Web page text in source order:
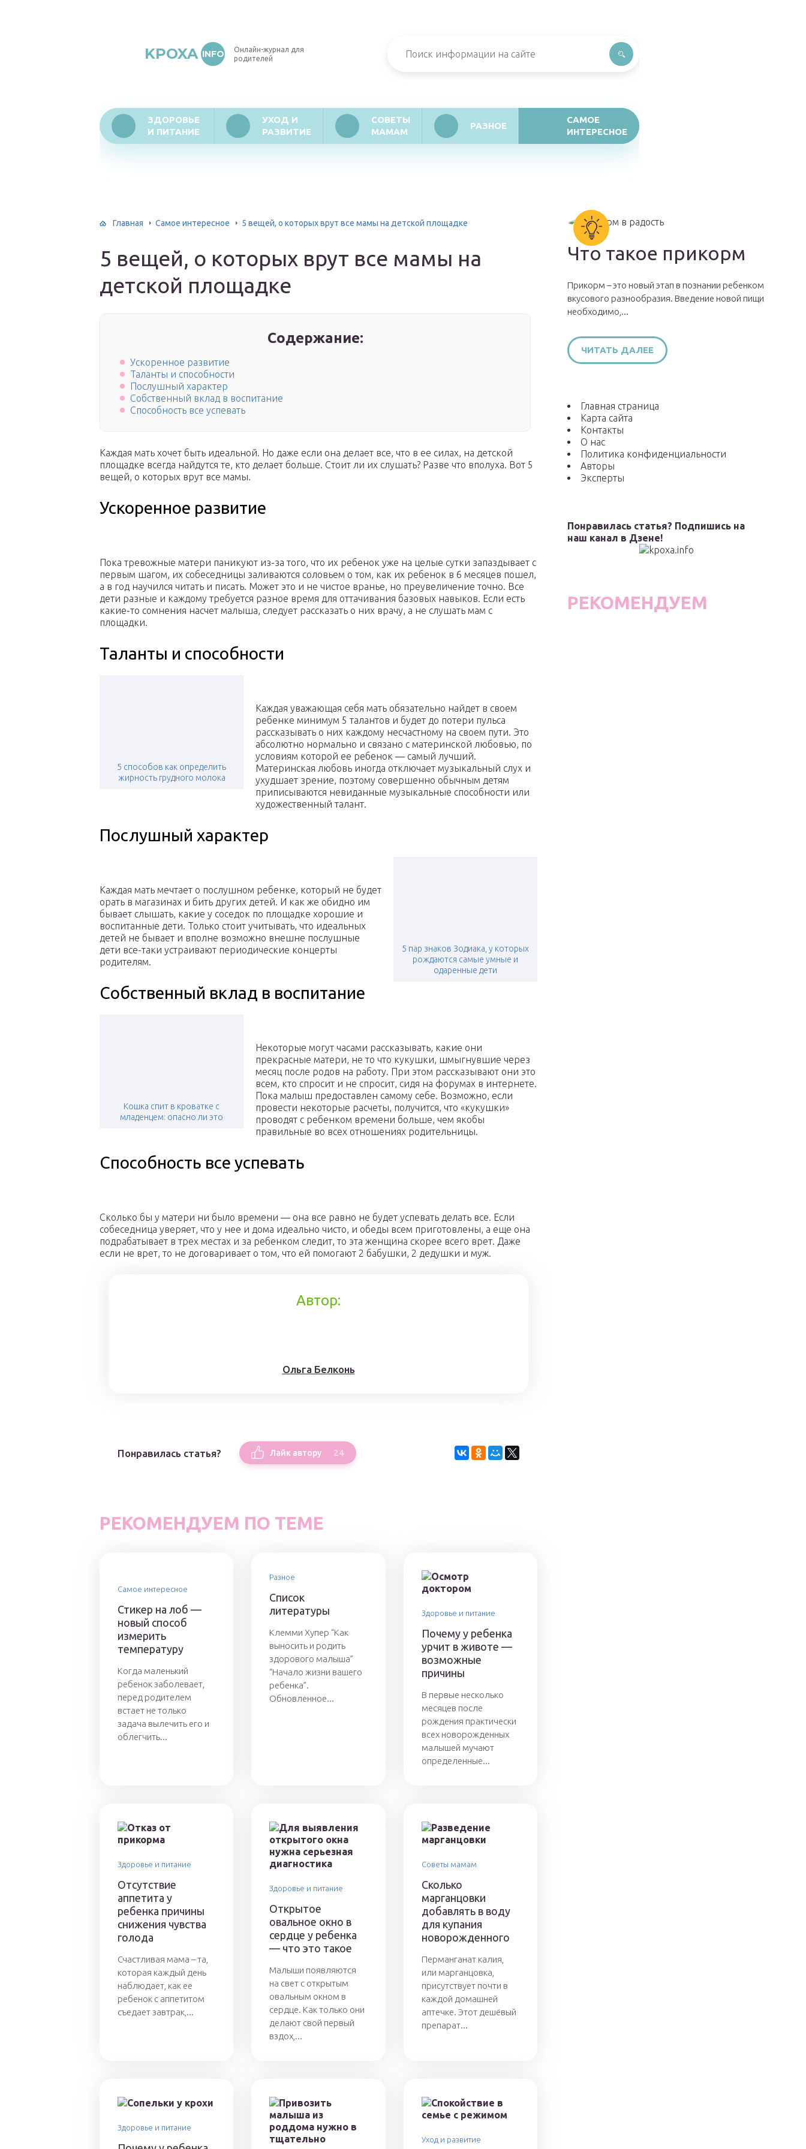
KPOXA INFO
Онлайн-журнал для
родителей
ЗДОРОВЬЕ
И ПИТАНИЕ
УХОД И
РАЗВИТИЕ
СОВЕТЫ
МАМАМ
РАЗНОЕ
САМОЕ
ИНТЕРЕСНОЕ
Главная Самое интересное 5 вещей, о которых врут все мамы на детской площадке
5 вещей, о которых врут все мамы на
детской площадке
Содержание:
Ускоренное развитие
Таланты и способности
Послушный характер
Собственный вклад в воспитание
Способность все успевать
Каждая мать хочет быть идеальной. Но даже если она делает все, что в ее силах, на детской
площадке всегда найдутся те, кто делает больше. Стоит ли их слушать? Разве что вполуха. Вот 5
вещей, о которых врут все мамы.
Ускоренное развитие
Пока тревожные матери паникуют из-за того, что их ребенок уже на целые сутки запаздывает с
первым шагом, их собеседницы заливаются соловьем о том, как их ребенок в 6 месяцев пошел,
а в год научился читать и писать. Может это и не чистое вранье, но преувеличение точно. Все
дети разные и каждому требуется разное время для оттачивания базовых навыков. Если есть
какие-то сомнения насчет малыша, следует рассказать о них врачу, а не слушать мам с
площадки.
Таланты и способности
5 способов как определить
жирность грудного молока
Каждая уважающая себя мать обязательно найдет в своем
ребенке минимум 5 талантов и будет до потери пульса
рассказывать о них каждому несчастному на своем пути. Это
абсолютно нормально и связано с материнской любовью, по
условиям которой ее ребенок ― самый лучший.
Материнская любовь иногда отключает музыкальный слух и
ухудшает зрение, поэтому совершенно обычным детям
приписываются невиданные музыкальные способности или
художественный талант.
Послушный характер
5 пар знаков Зодиака, у которых
рождаются самые умные и
одаренные дети
Каждая мать мечтает о послушном ребенке, который не будет
орать в магазинах и бить других детей. И как же обидно им
бывает слышать, какие у соседок по площадке хорошие и
воспитанные дети. Только стоит учитывать, что идеальных
детей не бывает и вполне возможно внешне послушные
дети все-таки устраивают периодические концерты
родителям.
Собственный вклад в воспитание
Кошка спит в кроватке с
младенцем: опасно ли это
Некоторые могут часами рассказывать, какие они
прекрасные матери, не то что кукушки, шмыгнувшие через
месяц после родов на работу. При этом рассказывают они это
всем, кто спросит и не спросит, сидя на форумах в интернете.
Пока малыш предоставлен самому себе. Возможно, если
провести некоторые расчеты, получится, что «кукушки»
проводят с ребенком времени больше, чем якобы
правильные во всех отношениях родительницы.
Способность все успевать
Сколько бы у матери ни было времени ― она все равно не будет успевать делать все. Если
собеседница уверяет, что у нее и дома идеально чисто, и обеды всем приготовлены, а еще она
подрабатывает в трех местах и за ребенком следит, то эта женщина скорее всего врет. Даже
если не врет, то не договаривает о том, что ей помогают 2 бабушки, 2 дедушки и муж.
Автор:
Ольга Белконь
Понравилась статья? Лайк автору 24
РЕКОМЕНДУЕМ ПО ТЕМЕ
Самое интересное
Стикер на лоб —
новый способ
измерить
температуру
Когда маленький
ребенок заболевает,
перед родителем
встает не только
задача вылечить его и
облегчить...
Разное
Список
литературы
Клемми Хупер “Как
выносить и родить
здорового малыша”
“Начало жизни вашего
ребенка”.
Обновленное...
Здоровье и питание
Почему у ребенка
урчит в животе —
возможные
причины
В первые несколько
месяцев после
рождения практически
всех новорожденных
малышей мучают
определенные...
Здоровье и питание
Отсутствие
аппетита у
ребенка причины
снижения чувства
голода
Счастливая мама – та,
которая каждый день
наблюдает, как ее
ребенок с аппетитом
съедает завтрак,...
Здоровье и питание
Открытое
овальное окно в
сердце у ребенка
— что это такое
Малыши появляются
на свет с открытым
овальным окном в
сердце. Как только они
делают свой первый
вздох,...
Советы мамам
Сколько
марганцовки
добавлять в воду
для купания
новорожденного
Перманганат калия,
или марганцовка,
присутствует почти в
каждой домашней
аптечке. Этот дешёвый
препарат...
Здоровье и питание
Уход и развитие
Что такое прикорм
Прикорм – это новый этап в познании ребенком
вкусового разнообразия. Введение новой пищи
необходимо,...
ЧИТАТЬ ДАЛЕЕ
Главная страница
Карта сайта
Контакты
О нас
Политика конфиденциальности
Авторы
Эксперты
Понравилась статья? Подпишись на
наш канал в Дзене!
РЕКОМЕНДУЕМ